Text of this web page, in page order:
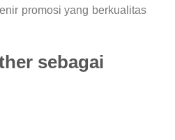
promosi yang berkualitas
sebagai